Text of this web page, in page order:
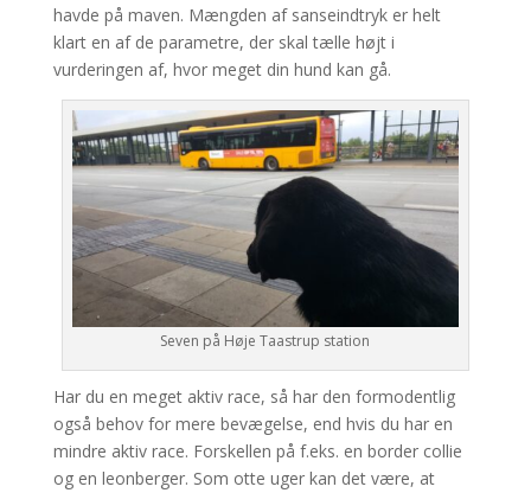
havde på maven. Mængden af sanseindtryk er helt
klart en af de parametre, der skal tælle højt i
vurderingen af, hvor meget din hund kan gå.
Seven på Høje Taastrup station
Har du en meget aktiv race, så har den formodentlig
også behov for mere bevægelse, end hvis du har en
mindre aktiv race. Forskellen på f.eks. en border collie
og en leonberger. Som otte uger kan det være, at